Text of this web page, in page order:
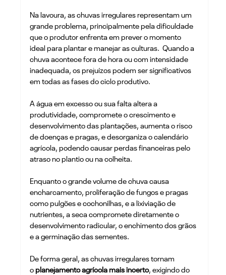
Na lavoura, as chuvas irregulares representam um
grande problema, principalmente pela dificuldade
que o produtor enfrenta em prever o momento
ideal para plantar e manejar as culturas.  Quando a
chuva acontece fora de hora ou com intensidade
inadequada, os prejuízos podem ser significativos
em todas as fases do ciclo produtivo.
A água em excesso ou sua falta altera a
produtividade, compromete o crescimento e
desenvolvimento das plantações, aumenta o risco
de doenças e pragas, e desorganiza o calendário
agrícola, podendo causar perdas financeiras pelo
atraso no plantio ou na colheita.
Enquanto o grande volume de chuva causa
encharcamento, proliferação de fungos e pragas
como pulgões e cochonilhas, e a lixiviação de
nutrientes, a seca compromete diretamente o
desenvolvimento radicular, o enchimento dos grãos
e a germinação das sementes.
De forma geral, as chuvas irregulares tornam
o planejamento agrícola mais incerto, exigindo do